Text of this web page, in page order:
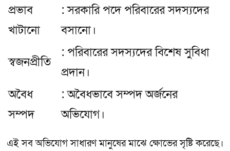
প্রভাব
খাটানো
: সরকারি পদে পরিবারের সদস্যদের
বসানো।
স্বজনপ্রীতি
: পরিবারের সদস্যদের বিশেষ সুবিধা
প্রদান।
অবৈধ
সম্পদ
: অবৈধভাবে সম্পদ অর্জনের
অভিযোগ।
এই সব অভিযোগ সাধারণ মানুষের মাঝে ক্ষোভের সৃষ্টি করেছে।